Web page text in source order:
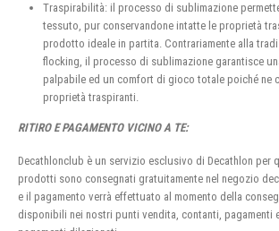
Traspirabilità: il processo di sublimazione
tessuto, pur conservandone intatte le proprietà
prodotto ideale in partita. Contrariamente alla
flocking, il processo di sublimazione garantisce
palpabile ed un comfort di gioco totale poiché ne
proprietà traspiranti.
RITIRO E PAGAMENTO VICINO A TE:
Decathlonclub è un servizio esclusivo di Decathlon per
prodotti sono consegnati gratuitamente nel negozio
e il pagamento verrà effettuato al momento della
disponibili nei nostri punti vendita, contanti, pagamenti